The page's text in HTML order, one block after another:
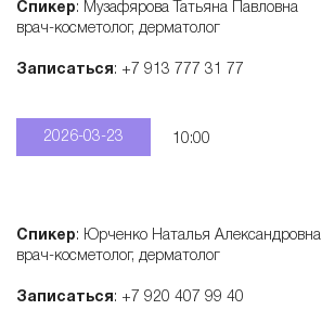
Спикер: Музафярова Татьяна Павловна
врач-косметолог, дерматолог
Записаться: +7 913 777 31 77
2026-03-23 10:00
Спикер: Юрченко Наталья Александровна
врач-косметолог, дерматолог
Записаться: +7 920 407 99 40